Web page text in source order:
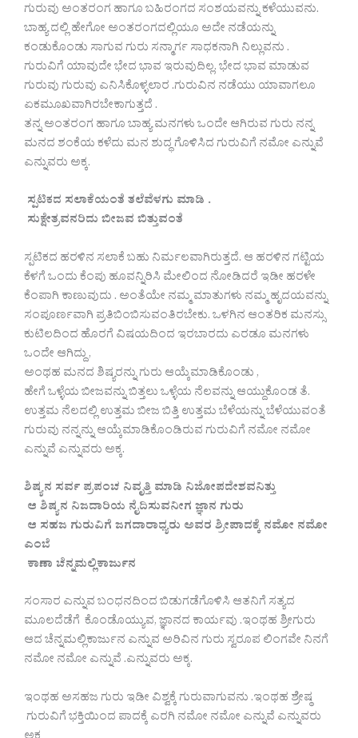
ಗುರುವು ಅಂತರಂಗ ಹಾಗೂ ಬಹಿರಂಗದ ಸಂಶಯವನ್ನು ಕಳೆಯುವನು.
ಬಾಹ್ಯ ದಲ್ಲಿ ಹೇಗೋ ಅಂತರಂಗದಲ್ಲಿಯೂ ಅದೇ ನಡೆಯನ್ನು
ಕಂಡುಕೊಂಡು ಸಾಗುವ ಗುರು ಸನ್ಮಾರ್ಗ ಸಾಧಕನಾಗಿ ನಿಲ್ಲುವನು .
ಗುರುವಿಗೆ ಯಾವುದೇ ಭೇದ ಭಾವ ಇರುವುದಿಲ್ಲ. ಭೇದ ಭಾವ ಮಾಡುವ
ಗುರುವು ಗುರುವು ಎನಿಸಿಕೊಳ್ಳಲಾರ .ಗುರುವಿನ ನಡೆಯು ಯಾವಾಗಲೂ
ಏಕಮೂಖವಾಗಿರಬೇಕಾಗುತ್ತದೆ .
ತನ್ನ ಅಂತರಂಗ ಹಾಗೂ ಬಾಹ್ಯ ಮನಗಳು ಒಂದೇ ಆಗಿರುವ ಗುರು ನನ್ನ
ಮನದ ಶಂಕೆಯ ಕಳೆದು ಮನ ಶುದ್ಧ ಗೊಳಿಸಿದ ಗುರುವಿಗೆ ನಮೋ ಎನ್ನುವೆ
ಎನ್ನುವರು ಅಕ್ಕ.
ಸ್ಪಟಿಕದ ಸಲಾಕೆಯಂತೆ ತಲೆವೆಳಗು ಮಾಡಿ .
ಸುಕ್ಷೇತ್ರವನರಿದು ಬೀಜವ ಬಿತ್ತುವಂತೆ
ಸ್ಪಟಿಕದ ಹರಳಿನ ಸಲಾಕೆ ಬಹು ನಿರ್ಮಲವಾಗಿರುತ್ತದೆ. ಆ ಹರಳಿನ ಗಟ್ಟಿಯ
ಕೆಳಗೆ ಒಂದು ಕೆಂಪು ಹೂವನ್ನಿರಿಸಿ ಮೇಲಿಂದ ನೋಡಿದರೆ ಇಡೀ ಹರಳೇ
ಕೆಂಪಾಗಿ ಕಾಣುವುದು . ಅಂತೆಯೇ ನಮ್ಮ ಮಾತುಗಳು ನಮ್ಮ ಹೃದಯವನ್ನು
ಸಂಪೂರ್ಣವಾಗಿ ಪ್ರತಿಬಿಂಬಿಸುವಂತಿರಬೇಕು. ಒಳಗಿನ ಆಂತರಿಕ ಮನಸ್ಸು
ಕುಟಿಲದಿಂದ ಹೊರಗೆ ವಿಷಯದಿಂದ ಇರಬಾರದು ಎರಡೂ ಮನಗಳು
ಒಂದೇ ಆಗಿದ್ದು ,
ಅಂಥಹ ಮನದ ಶಿಷ್ಯರನ್ನು ಗುರು ಆಯ್ಕೆಮಾಡಿಕೊಂಡು ,
ಹೇಗೆ ಒಳ್ಳೆಯ ಬೀಜವನ್ನು ಬಿತ್ತಲು ಒಳ್ಳೆಯ ನೆಲವನ್ನು ಆಯ್ದುಕೊಂಡ ತೆ.
ಉತ್ತಮ ನೆಲದಲ್ಲಿ ಉತ್ತಮ ಬೀಜ ಬಿತ್ತಿ ಉತ್ತಮ ಬೆಳೆಯನ್ನು ಬೆಳೆಯುವಂತೆ
ಗುರುವು ನನ್ನನ್ನು ಆಯ್ಕೆಮಾಡಿಕೊಂಡಿರುವ ಗುರುವಿಗೆ ನಮೋ ನಮೋ
ಎನ್ನುವೆ ಎನ್ನುವರು ಅಕ್ಕ.
ಶಿಷ್ಯನ ಸರ್ವ ಪ್ರಪಂಚ ನಿವೃತ್ತಿ ಮಾಡಿ ನಿಜೋಪದೇಶವನಿತ್ತು
ಆ ಶಿಷ್ಯನ ನಿಜದಾರಿಯ ನೈದಿಸುವನೀಗ ಜ್ಞಾನ ಗುರು
ಆ ಸಹಜ ಗುರುವಿಗೆ ಜಗದಾರಾಧ್ಯರು ಅವರ ಶ್ರೀಪಾದಕ್ಕೆ ನಮೋ ನಮೋ
ಎಂಬೆ
ಕಾಣಾ ಚೆನ್ನಮಲ್ಲಿಕಾರ್ಜುನ
ಸಂಸಾರ ಎನ್ನುವ ಬಂಧನದಿಂದ ಬಿಡುಗಡೆಗೊಳಿಸಿ ಆತನಿಗೆ ಸತ್ಯದ
ಮೂಲದೆಡೆಗೆ ಕೊಂಡೊಯ್ಯುವ, ಜ್ಞಾನದ ಕಾರ್ಯವು .ಇಂಥಹ ಶ್ರೀಗುರು
ಆದ ಚೆನ್ನಮಲ್ಲಿಕಾರ್ಜುನ ಎನ್ನುವ ಅರಿವಿನ ಗುರು ಸ್ವರೂಪ ಲಿಂಗವೇ ನಿನಗೆ
ನಮೋ ನಮೋ ಎನ್ನುವೆ .ಎನ್ನುವರು ಅಕ್ಕ.
ಇಂಥಹ ಅಸಹಜ ಗುರು ಇಡೀ ವಿಶ್ವಕ್ಕೆ ಗುರುವಾಗುವನು .ಇಂಥಹ ಶ್ರೇಷ್ಠ
ಗುರುವಿಗೆ ಭಕ್ತಿಯಿಂದ ಪಾದಕ್ಕೆ ಎರಗಿ ನಮೋ ನಮೋ ಎನ್ನುವೆ ಎನ್ನುವರು